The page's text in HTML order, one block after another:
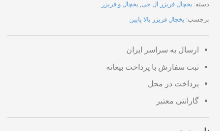
دسته: یخچال فریزر ال جی, یخچال و فریزر
برچسب: یخچال فریزر بالا پایین
ارسال به سراسر ایران
ثبت سفارش با پرداخت بیعانه
پرداخت در محل
گارانتی معتبر